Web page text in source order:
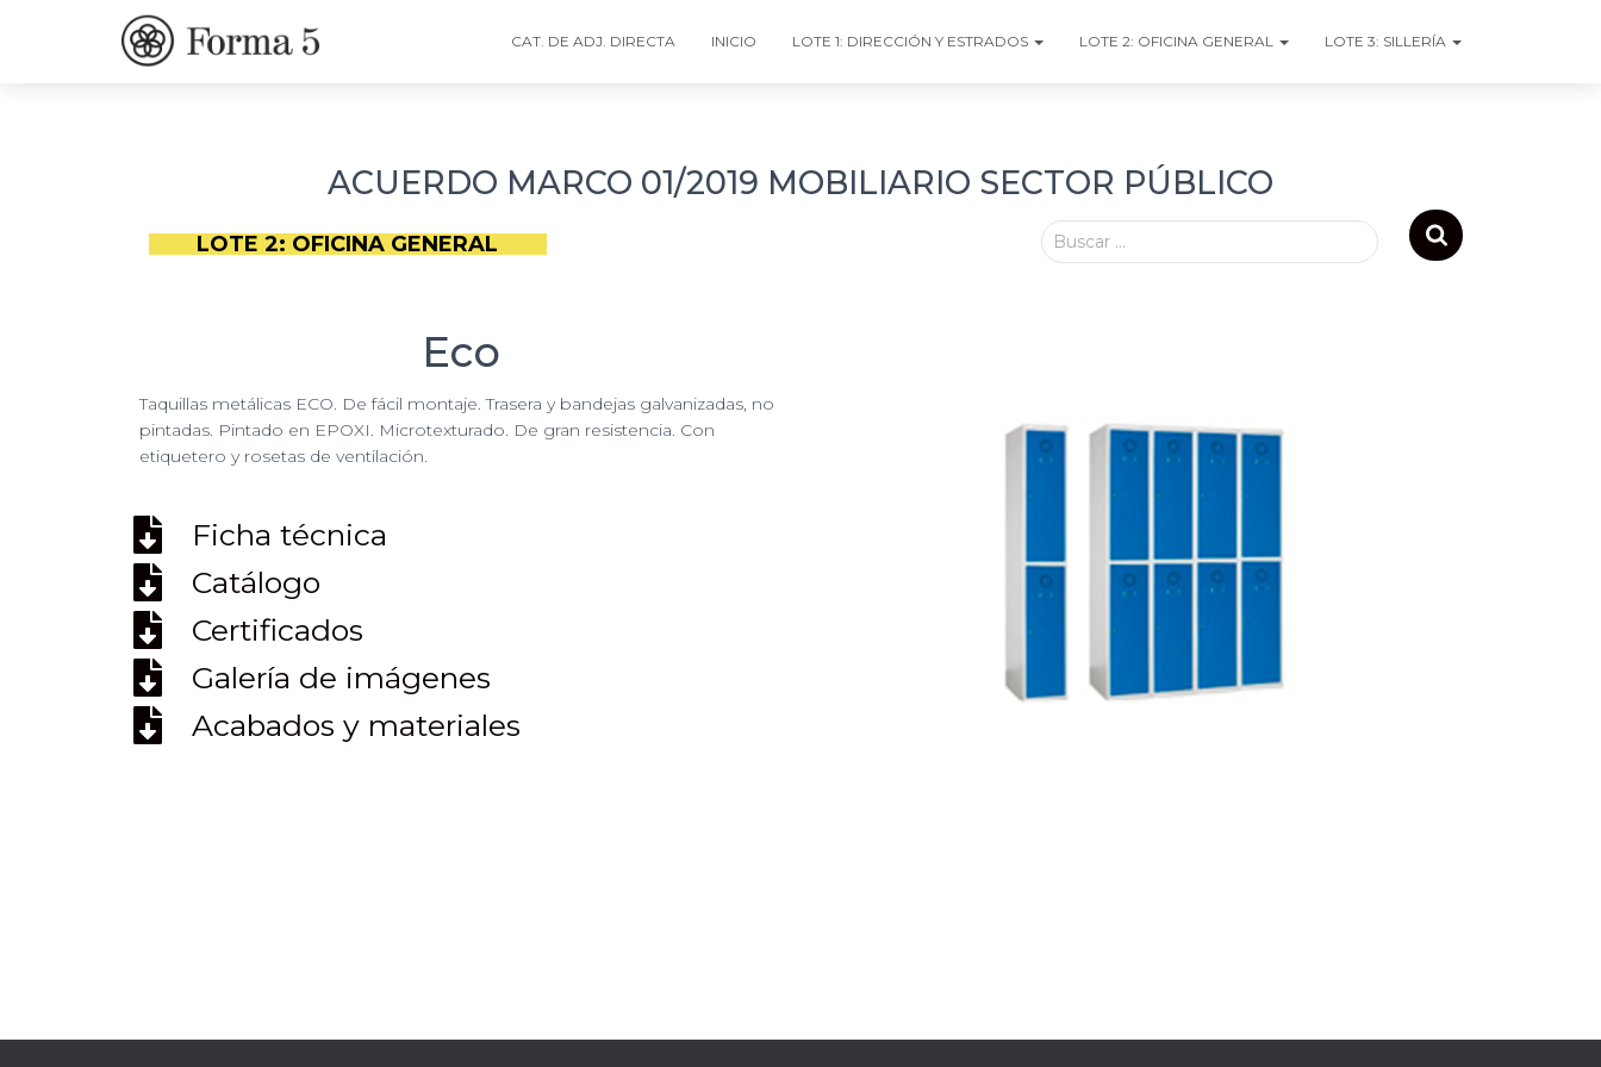
CAT. DE ADJ. DIRECTA INICIO LOTE 1: DIRECCIÓN Y ESTRADOS LOTE 2: OFICINA GENERAL LOTE 3: SILLERÍA
ACUERDO MARCO 01/2019 MOBILIARIO SECTOR PÚBLICO
LOTE 2: OFICINA GENERAL Buscar …
Eco
Taquillas metálicas ECO. De fácil montaje. Trasera y bandejas galvanizadas, no
pintadas. Pintado en EPOXI. Microtexturado. De gran resistencia. Con
etiquetero y rosetas de ventilación.
Ficha técnica
Catálogo
Certificados
Galería de imágenes
Acabados y materiales